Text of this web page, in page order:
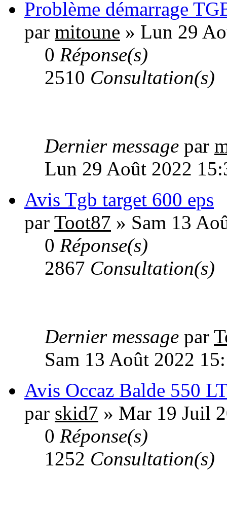
Problème démarrage
par mitoune » Lun 29
0 Réponse(s)
2510 Consultation(s)
Dernier message par
Lun 29 Août 2022
Avis Tgb target 600 eps
par Toot87 » Sam 13
0 Réponse(s)
2867 Consultation(s)
Dernier message par
Sam 13 Août 2022
Avis Occaz Balde 550
par skid7 » Mar 19 Juil
0 Réponse(s)
1252 Consultation(s)